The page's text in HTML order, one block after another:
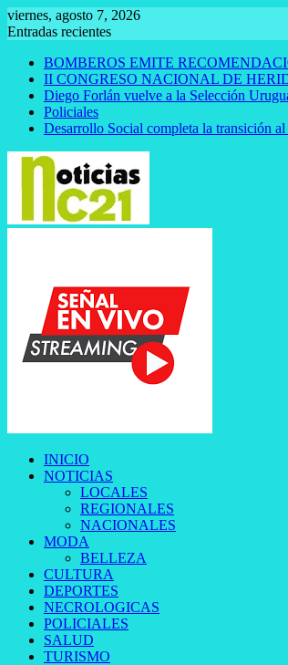
Saltar
al
viernes, agosto 7, 2026
Entradas recientes
BOMBEROS EMITE
II CONGRESO NACIONAL DE
Diego Forlán vuelve a la Selección
Policiales
Desarrollo Social completa la transición al
INICIO
NOTICIAS
LOCALES
REGIONALES
NACIONALES
MODA
BELLEZA
CULTURA
DEPORTES
NECROLOGICAS
POLICIALES
SALUD
TURISMO